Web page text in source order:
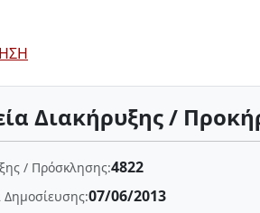
Διακήρυξης /
/ Πρόσκλησης:4822
07/06/2013